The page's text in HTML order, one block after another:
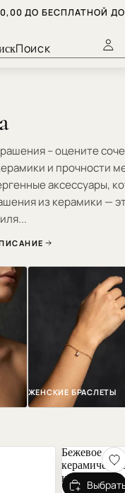
ДО БЕСПЛАТНОЙ
– оцените
и прочности
аксессуары,
из керамики —
ЖЕНСКИЕ БРАСЛЕТЫ
Бежевое
кольцо